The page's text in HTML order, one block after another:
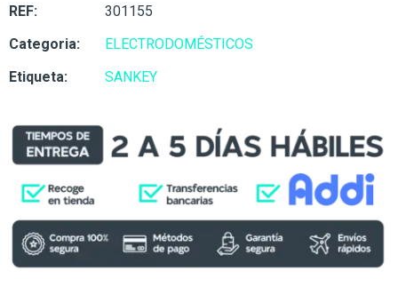
REF:
301155
Categoria:
ELECTRODOMÉSTICOS
Etiqueta:
SANKEY